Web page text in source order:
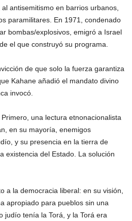
antisemitismo en barrios urbanos,
paramilitares. En 1971, condenado
bombas/explosivos, emigró a Israel
el que construyó su programa.
de que solo la fuerza garantiza
Kahane añadió el mandato divino
invocó.
una lectura etnonacionalista
en su mayoría, enemigos
y su presencia en la tierra de
existencia del Estado. La solución
a la democracia liberal: en su visión,
apropiado para pueblos sin una
judío tenía la Torá, y la Torá era